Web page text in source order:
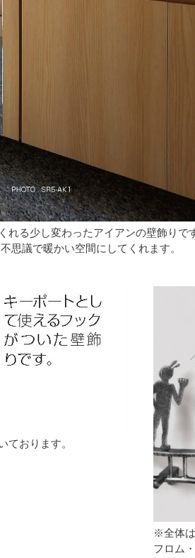
れる少し変わったアイアンの壁飾りで
思議で暖かい空間にしてくれます。
ております。
※全体
フロム